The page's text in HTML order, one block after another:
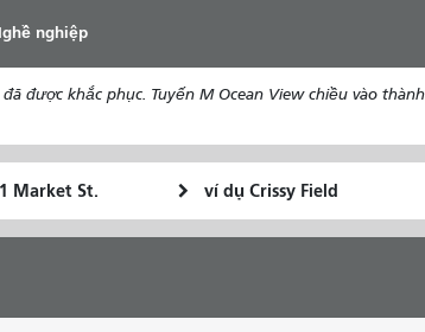
dung
nghiệp
được khắc phục. Tuyến M Ocean View chiều vào
kết
muốn
lịch